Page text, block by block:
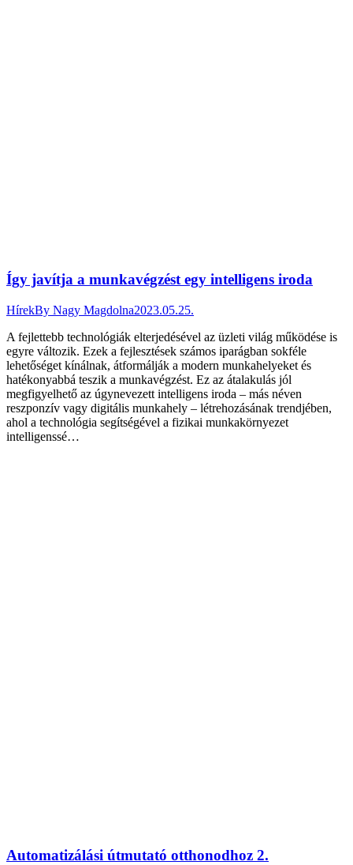
Így javítja a munkavégzést egy intelligens iroda
HírekBy Nagy Magdolna2023.05.25.
A fejlettebb technológiák elterjedésével az üzleti világ működése is
egyre változik. Ezek a fejlesztések számos iparágban sokféle
lehetőséget kínálnak, átformálják a modern munkahelyeket és
hatékonyabbá teszik a munkavégzést. Ez az átalakulás jól
megfigyelhető az úgynevezett intelligens iroda – más néven
reszponzív vagy digitális munkahely – létrehozásának trendjében,
ahol a technológia segítségével a fizikai munkakörnyezet
intelligenssé…
Automatizálási útmutató otthonodhoz 2.